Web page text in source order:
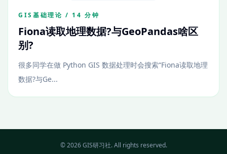
GIS基础理论 / 14 分钟
Fiona读取地理数据?与GeoPandas啥区
别?
很多同学在做 Python GIS 数据处理时会搜索“Fiona读取地理
数据?与Ge...
© 2026 GIS研习社. All rights reserved.